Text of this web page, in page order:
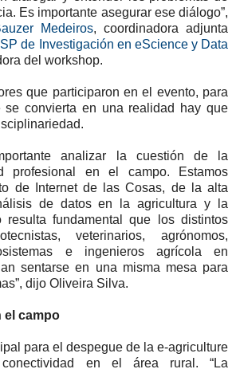
Es importante asegurar ese diálogo”,
Medeiros, coordinadora adjunta
de Investigación en eScience y Data
del workshop.
que participaron en el evento, para
se convierta en una realidad hay que
analizar la cuestión de la
profesional en el campo. Estamos
de Internet de las Cosas, de la alta
de datos en la agricultura y la
resulta fundamental que los distintos
veterinarios, agrónomos,
e ingenieros agrícola en
sentarse en una misma mesa para
dijo Oliveira Silva.
el campo
para el despegue de la e-agriculture
en el área rural. “La